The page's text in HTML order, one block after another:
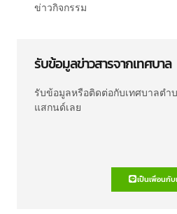
ข่าวกิจกรรม
รับข้อมูลข่าวสารจากเทศบาล
รับข้อมูลหรือติดต่อกับเทศบาลต
แสกนด์เลย
เป็นเพื่อนกับ